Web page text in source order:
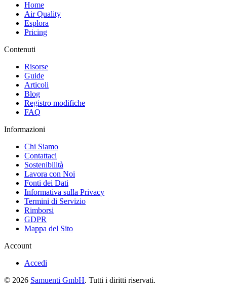
Home
Air Quality
Esplora
Pricing
Contenuti
Risorse
Guide
Articoli
Blog
Registro modifiche
FAQ
Informazioni
Chi Siamo
Contattaci
Sostenibilità
Lavora con Noi
Fonti dei Dati
Informativa sulla Privacy
Termini di Servizio
Rimborsi
GDPR
Mappa del Sito
Account
Accedi
© 2026 Samuenti GmbH. Tutti i diritti riservati.